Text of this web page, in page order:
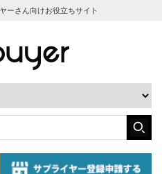
ーさん向けお役立ちサイト